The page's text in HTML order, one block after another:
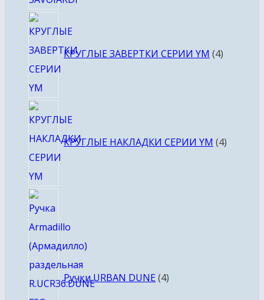
КРУГЛЫЕ ЗАВЕРТКИ СЕРИИ YM 4
КРУГЛЫЕ НАКЛАДКИ СЕРИИ YM 4
Ручки URBAN DUNE 4